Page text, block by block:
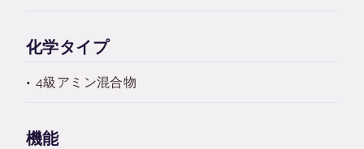
化学タイプ
4級アミン混合物
機能